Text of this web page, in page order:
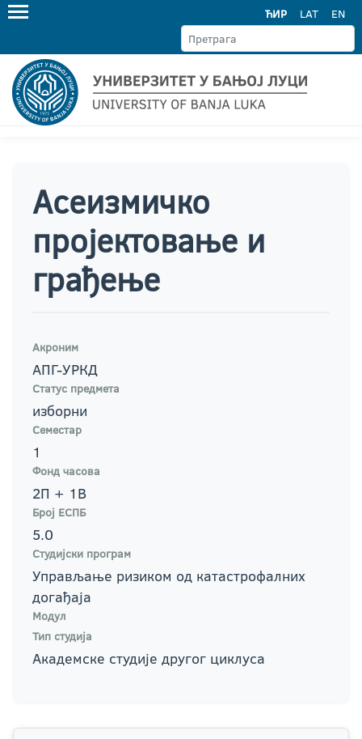
ЋИР LAT EN
Асеизмичко
пројектовање и
грађење
Акроним
АПГ-УРКД
Статус предмета
изборни
Семестар
1
Фонд часова
2П + 1В
Број ЕСПБ
5.0
Студијски програм
Управљање ризиком од катастрофалних
догађаја
Модул
Тип студија
Академске студије другог циклуса